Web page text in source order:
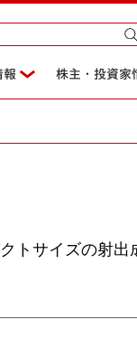
報 株主・投資家
トサイズの射出